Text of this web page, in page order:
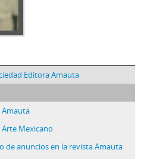
Editora Amauta
Amauta
Mexicano
de anuncios en la revista Amauta